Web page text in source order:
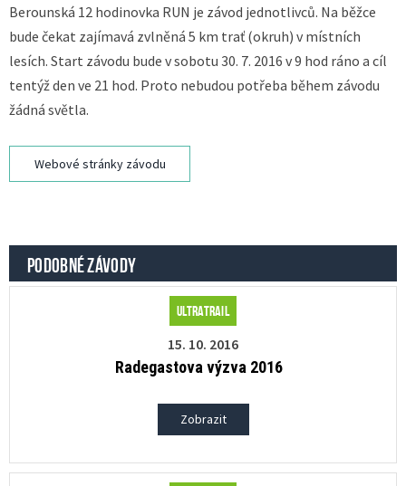
Berounská 12 hodinovka RUN je závod jednotlivců. Na běžce
bude čekat zajímavá zvlněná 5 km trať (okruh) v místních
lesích. Start závodu bude v sobotu 30. 7. 2016 v 9 hod ráno a cíl
tentýž den ve 21 hod. Proto nebudou potřeba během závodu
žádná světla.
Webové stránky závodu
PODOBNÉ ZÁVODY
Ultratrail
15. 10. 2016
Radegastova výzva 2016
Zobrazit